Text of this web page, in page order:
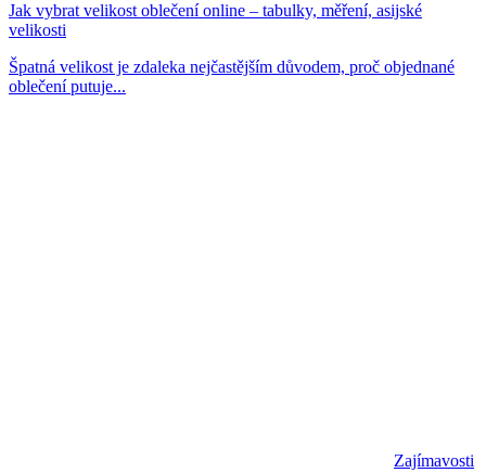
Jak vybrat velikost oblečení online – tabulky, měření, asijské
velikosti
Špatná velikost je zdaleka nejčastějším důvodem, proč objednané
oblečení putuje...
Zajímavosti